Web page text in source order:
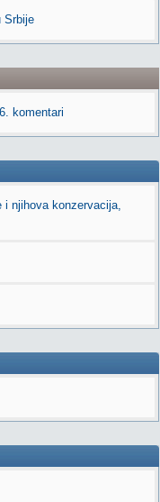
Srbije
komentari
i njihova konzervacija,